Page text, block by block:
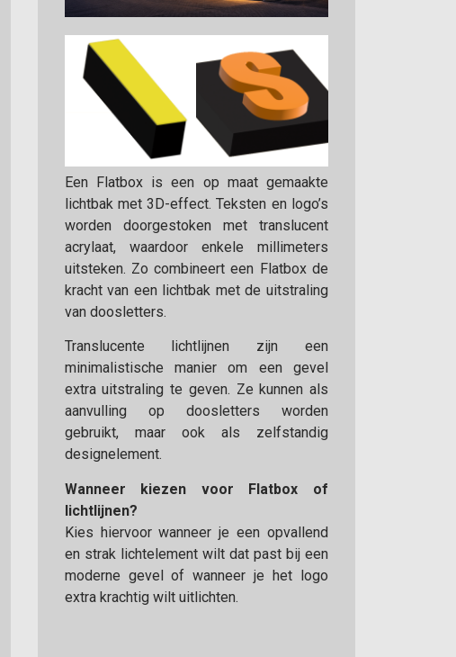
Een Flatbox is een op maat gemaakte
lichtbak met 3D-effect. Teksten en logo’s
worden doorgestoken met translucent
acrylaat, waardoor enkele millimeters
uitsteken. Zo combineert een Flatbox de
kracht van een lichtbak met de uitstraling
van doosletters.
Translucente lichtlijnen zijn een
minimalistische manier om een gevel
extra uitstraling te geven. Ze kunnen als
aanvulling op doosletters worden
gebruikt, maar ook als zelfstandig
designelement.
Wanneer kiezen voor Flatbox of
lichtlijnen?
Kies hiervoor wanneer je een opvallend
en strak lichtelement wilt dat past bij een
moderne gevel of wanneer je het logo
extra krachtig wilt uitlichten.